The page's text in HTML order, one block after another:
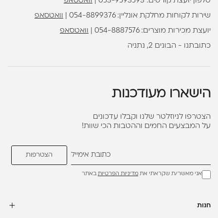
שירות לקוחות מחלקת אונליין:054-8899376 וואטסאפ
יועצת מכירות מוצרים:054-8887576 וואטסאפ
כתובתנו - הבונים 2, נתניה
הישארו מעודכנות
הצטרפו לניוזלטר שלנו וקבלו עדכונים
על המבצעים החמים וההטבות הכי שוות!
אני מאשר/ת שקראתי את מדיניות הפרטיותבאתר
חנות